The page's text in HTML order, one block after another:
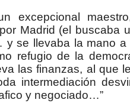
excepcional
Madrid (el buscaba
y se llevaba la mano a
refugio de la
las finanzas, al que
intermediación
y negociado…”